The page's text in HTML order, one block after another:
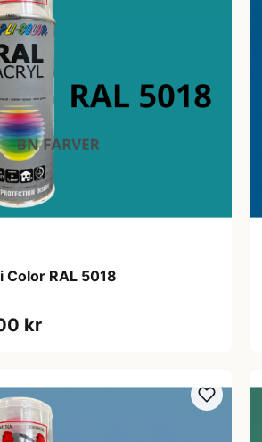
Color RAL 5018
kr